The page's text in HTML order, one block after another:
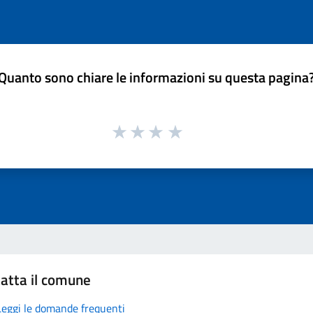
sono chiare le informazioni su questa
il comune
le domande frequenti